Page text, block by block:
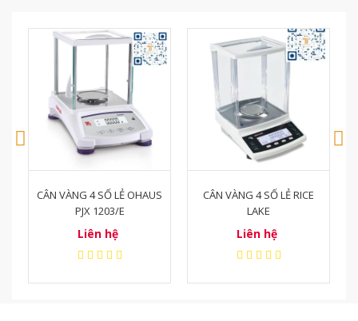
CÂN VÀNG 4 SỐ LẺ RICE
LAKE
Liên hệ
CÂN VÀNG 2 SỐ LẺ OHAUS
Liên hệ